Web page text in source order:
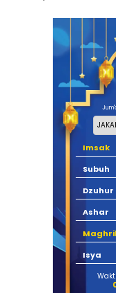
Imsak
Subuh
Dzuhur
Ashar
Isya